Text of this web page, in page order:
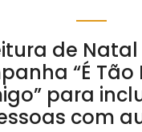
de
“É Tão
para
com